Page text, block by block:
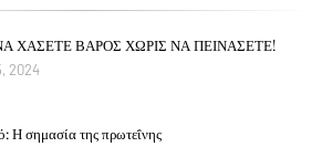
ΧΑΣΕΤΕ ΒΑΡΟΣ ΧΩΡΙΣ ΝΑ ΠΕΙΝΑΣΕΤΕ!
2024
Η σημασία της πρωτεΐνης